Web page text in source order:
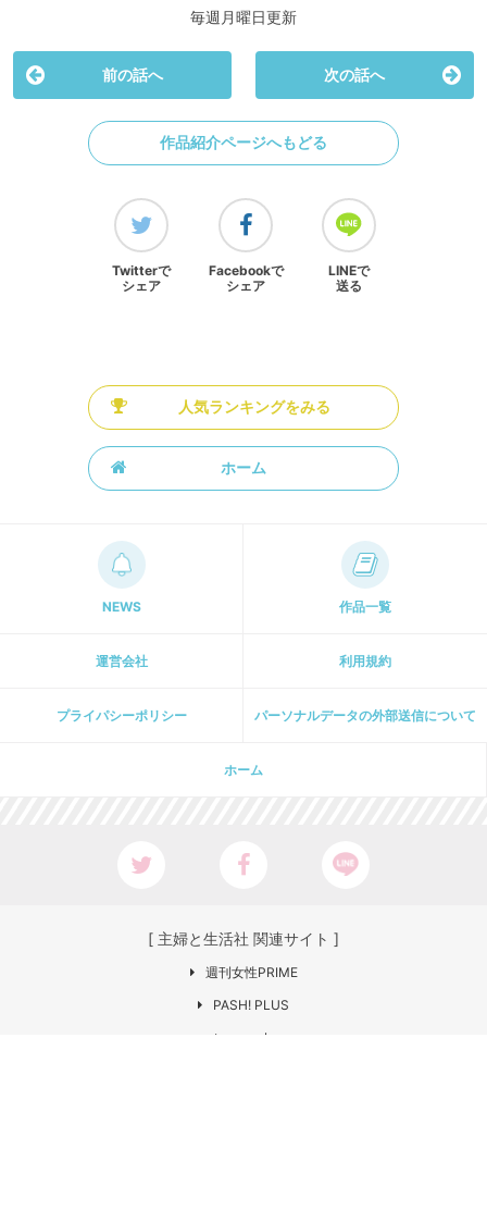
毎週月曜日更新
前の話へ 次の話へ
作品紹介ページへもどる
Twitterで
シェア
Facebookで
シェア
LINEで
送る
人気ランキングをみる
ホーム
NEWS 作品一覧
運営会社 利用規約
プライパシーポリシー パーソナルデータの外部送信について
ホーム
[ 主婦と生活社 関連サイト ]
週刊女性PRIME
PASH! PLUS
ar web